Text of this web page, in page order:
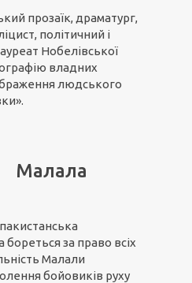
прозаїк, драматург,
політичний і
Нобелівської
владних
людського
Малала
бореться за право всіх
Малали
бойовиків руху